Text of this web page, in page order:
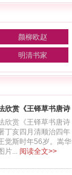
颜柳欧赵
明清书家
欣赏《王铎草书唐诗
欣赏《王铎草书唐诗
丁亥四月清顺治四年
觉斯时年56岁。嵩华
片... 阅读全文>>